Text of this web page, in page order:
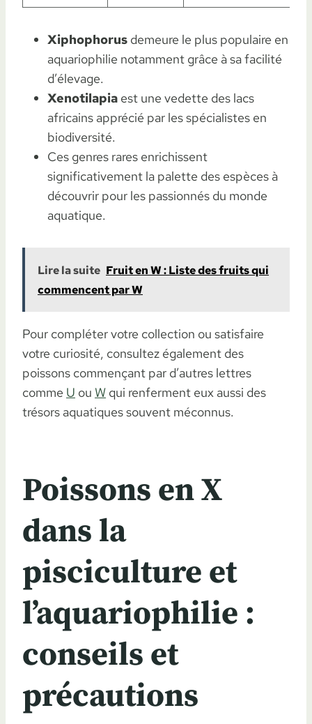
Xiphophorus demeure le plus populaire en
aquariophilie notamment grâce à sa facilité
d’élevage.
Xenotilapia est une vedette des lacs
africains apprécié par les spécialistes en
biodiversité.
Ces genres rares enrichissent
significativement la palette des espèces à
découvrir pour les passionnés du monde
aquatique.
Lire la suite Fruit en W : Liste des fruits qui
commencent par W
Pour compléter votre collection ou satisfaire
votre curiosité, consultez également des
poissons commençant par d’autres lettres
comme U ou W qui renferment eux aussi des
trésors aquatiques souvent méconnus.
Poissons en X
dans la
pisciculture et
l’aquariophilie :
conseils et
précautions